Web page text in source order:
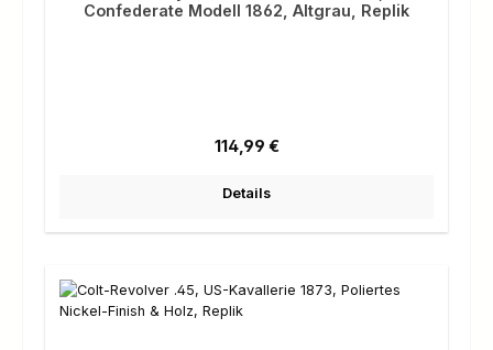
Confederate Modell 1862, Altgrau, Replik
Regulärer Preis:
114,99 €
Details